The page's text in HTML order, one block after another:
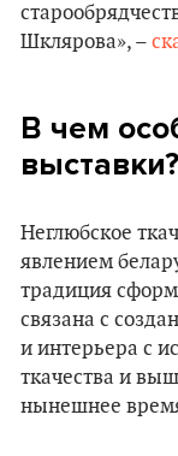
Шклярова», –
В чем
выставки?
Неглюбское
явлением
традиция
связана с
и интерьера с
ткачества и
нынешнее